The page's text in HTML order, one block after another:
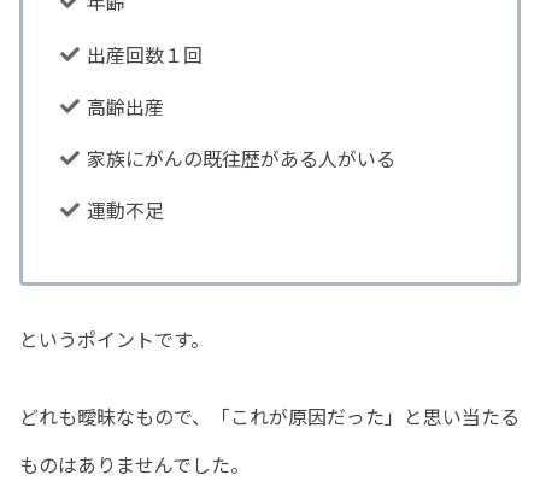
出産回数１回
高齢出産
家族にがんの既往歴がある人がいる
運動不足
というポイントです。
どれも曖昧なもので、「これが原因だった」と思い当たる
ものはありませんでした。